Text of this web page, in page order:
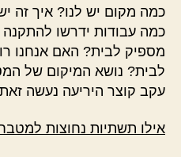
כמה מקום יש לנו? איך זה
כמה עבודות ידרשו
מספיק לבית? האם אנחנו
לבית? נושא המיקום של
עקב קוצר היריעה נעשה
אילו תשתיות נחוצות